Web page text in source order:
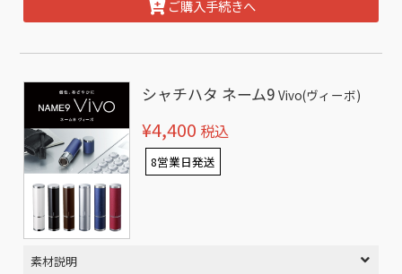
ご購入手続きへ
シャチハタ ネーム9Vivo(ヴィーボ)
¥4,400 税込
8営業日発送
素材説明